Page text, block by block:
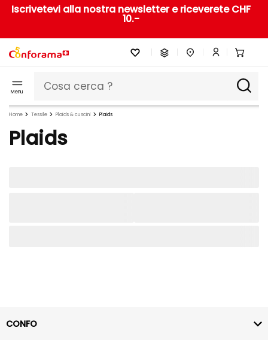
Iscrivetevi alla nostra newsletter e riceverete CHF
10.-
Menu
Home Tessile Plaids & cuscini Plaids
Plaids
CONFO